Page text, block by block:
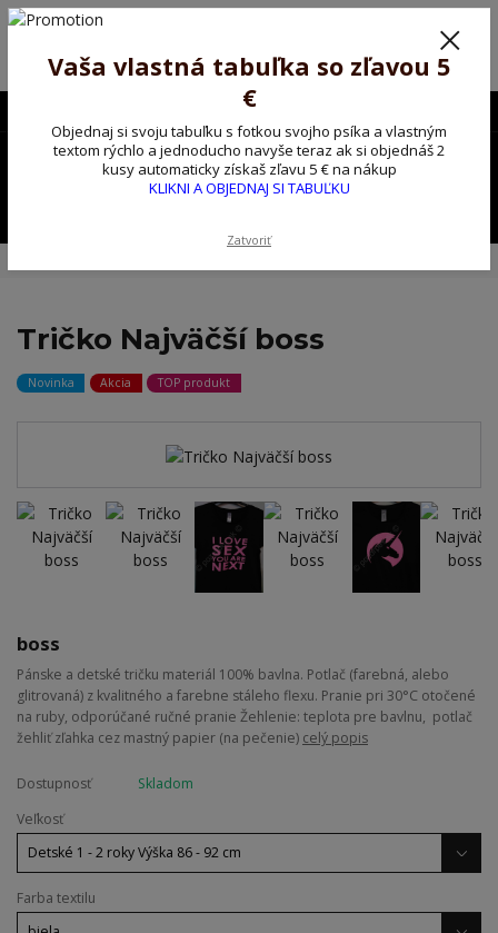
Poprosíme ctených zákazníkov o trpezlivosť, v tomto období máme
Preto sme Vám pripravili malý darček ako ospravedlnenie.
!!! ZĽAVA 5€ na PRVÚ objednávku nad 30€ s kódom pozorpes5 !!!
0,00 EUR
Tričko Najväčší boss
Novinka Akcia TOP produkt
boss
Pánske a detské tričku materiál 100% bavlna. Potlač (farebná, alebo
glitrovaná) z kvalitného a farebne stáleho flexu. Pranie pri 30°C otočené
na ruby, odporúčané ručné pranie Žehlenie: teplota pre bavlnu, potlač
žehliť zľahka cez mastný papier (na pečenie) celý popis
Dostupnosť
Skladom
Veľkosť
Farba textilu
Vaša vlastná tabuľka so zľavou 5
€
Objednaj si svoju tabuľku s fotkou svojho psíka a vlastným
textom rýchlo a jednoducho navyše teraz ak si objednáš 2
kusy automaticky získaš zľavu 5 € na nákup
KLIKNI A OBJEDNAJ SI TABUĽKU
Zatvoriť